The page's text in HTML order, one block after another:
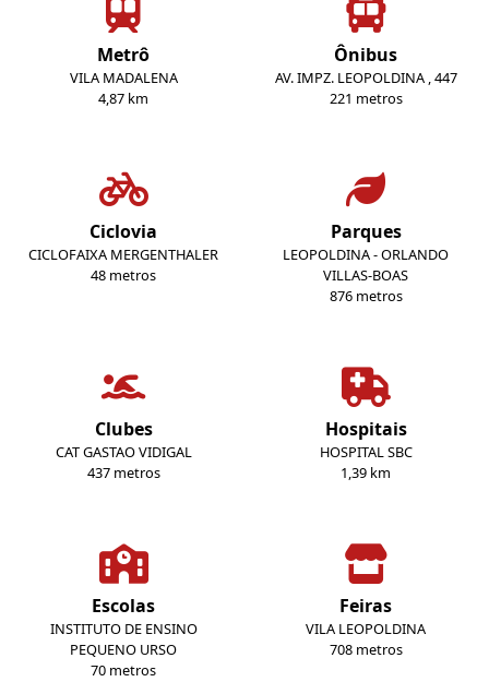
Metrô
VILA MADALENA
4,87 km
Ônibus
AV. IMPZ. LEOPOLDINA , 447
221 metros
Ciclovia
CICLOFAIXA MERGENTHALER
48 metros
Parques
LEOPOLDINA - ORLANDO
VILLAS-BOAS
876 metros
Clubes
CAT GASTAO VIDIGAL
437 metros
Hospitais
HOSPITAL SBC
1,39 km
Escolas
INSTITUTO DE ENSINO
PEQUENO URSO
70 metros
Feiras
VILA LEOPOLDINA
708 metros